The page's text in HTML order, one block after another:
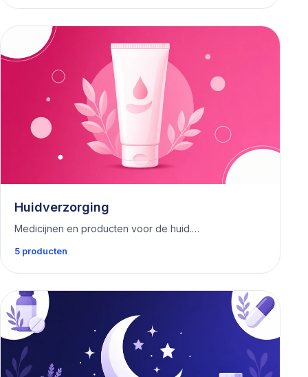
Huidverzorging
Medicijnen en producten voor de huid.…
5 producten